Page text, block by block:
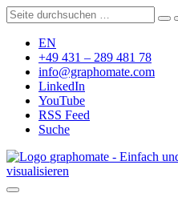
EN
+49 431 – 289 481 78
info@graphomate.com
LinkedIn
YouTube
RSS Feed
Suche
graphomate - Einfach
visualisieren